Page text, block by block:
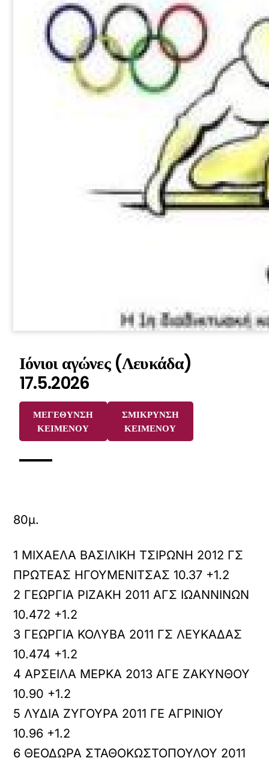
Ιόνιοι αγώνες (Λευκάδα)
17.5.2026
ΜΕΓΕΘΥΝΣΗ
ΚΕΙΜΕΝΟΥ
ΣΜΙΚΡΥΝΣΗ
ΚΕΙΜΕΝΟΥ
80μ.
1 ΜΙΧΑΕΛΑ ΒΑΣΙΛΙΚΗ ΤΣΙΡΩΝΗ 2012 ΓΣ
ΠΡΩΤΕΑΣ ΗΓΟΥΜΕΝΙΤΣΑΣ 10.37 +1.2
2 ΓΕΩΡΓΙΑ ΡΙΖΑΚΗ 2011 ΑΓΣ ΙΩΑΝΝΙΝΩΝ
10.472 +1.2
3 ΓΕΩΡΓΙΑ ΚΟΛΥΒΑ 2011 ΓΣ ΛΕΥΚΑΔΑΣ
10.474 +1.2
4 ΑΡΣΕΙΛΑ ΜΕΡΚΑ 2013 ΑΓΕ ΖΑΚΥΝΘΟΥ
10.90 +1.2
5 ΛΥΔΙΑ ΖΥΓΟΥΡΑ 2011 ΓΕ ΑΓΡΙΝΙΟΥ
10.96 +1.2
6 ΘΕΟΔΩΡΑ ΣΤΑΘΟΚΩΣΤΟΠΟΥΛΟΥ 2011